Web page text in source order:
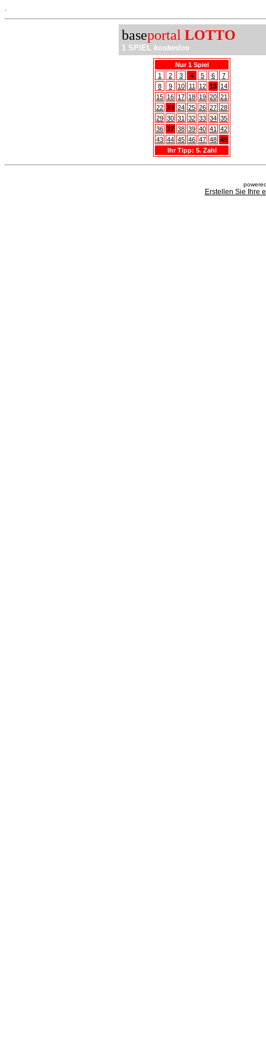
baseportal LOTTO
1 SPIEL kostenlos
Nur 1 Spiel
1
2 3 4 5 6
7
8
9 10 11 12 13 14
15 16 17 18 19 20 21
22 23 24 25 26 27 28
29 30 31 32 33 34 35
36 37 38 39 40 41
42
43 44 45 46 47 48 49
Ihr Tipp: 5. Zahl
Erstellen Sie Ihre